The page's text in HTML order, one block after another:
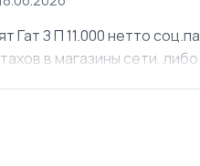
Гат З П 11.000 нетто
в магазины сети, либо